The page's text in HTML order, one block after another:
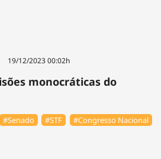
19/12/2023 00:02h
monocráticas do
#Senado #STF #Congresso Nacional